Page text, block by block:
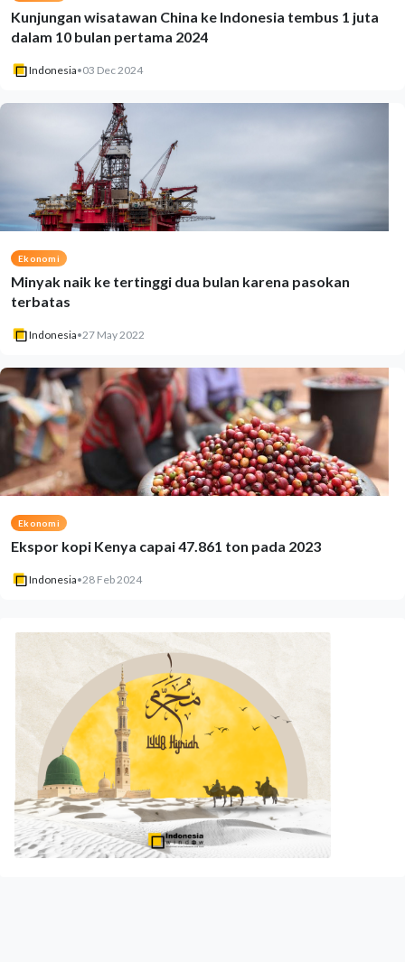
Kunjungan wisatawan China ke Indonesia tembus 1 juta
dalam 10 bulan pertama 2024
Indonesia•03 Dec 2024
Ekonomi
Minyak naik ke tertinggi dua bulan karena pasokan
terbatas
Indonesia•27 May 2022
Ekonomi
Ekspor kopi Kenya capai 47.861 ton pada 2023
Indonesia•28 Feb 2024